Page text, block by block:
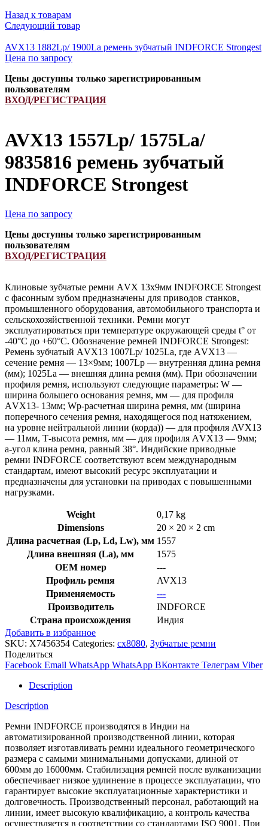
Назад к товарам
Следующий товар
AVX13 1882Lp/ 1900La ремень зубчатый INDFORCE Strongest
Цена по запросу
Цены доступны только зарегистрированным
пользователям
ВХОД/РЕГИСТРАЦИЯ
AVX13 1557Lp/ 1575La/
9835816 ремень зубчатый
INDFORCE Strongest
Цена по запросу
Цены доступны только зарегистрированным
пользователям
ВХОД/РЕГИСТРАЦИЯ
Клиновые зубчатые ремни АVX 13х9мм INDFORCE Strongest
с фасонным зубом предназначены для приводов станков,
промышленного оборудования, автомобильного транспорта и
сельскохозяйственной техники. Ремни могут
эксплуатироваться при температуре окружающей среды t° от
-40°С до +60°С. Обозначение ремней INDFORCE Strongest:
Ремень зубчатый АVX13 1007Lp/ 1025La, где АVX13 —
сечение ремня — 13×9мм; 1007Lp — внутренняя длина ремня
(мм); 1025La — внешняя длина ремня (мм). При обозначении
профиля ремня, используют следующие параметры: W —
ширина большего основания ремня, мм — для профиля
АVX13- 13мм; Wp-расчетная ширина ремня, мм (ширина
поперечного сечения ремня, находящегося под натяжением,
на уровне нейтральной линии (корда)) — для профиля AVX13
— 11мм, Т-высота ремня, мм — для профиля АVX13 — 9мм;
a-угол клина ремня, равный 38°. Индийские приводные
ремни INDFORCE соответствуют всем международным
стандартам, имеют высокий ресурс эксплуатации и
предназначены для установки на приводах с повышенными
нагрузками.
Weight
0,17 kg
Dimensions
20 × 20 × 2 cm
Длина расчетная (Lp, Ld, Lw), мм 1557
Длина внешняя (La), мм
1575
OEM номер
---
Профиль ремня
AVX13
Применяемость
---
Производитель
INDFORCE
Страна происхождения
Индия
Добавить в избранное
SKU: X7456354 Categories: cx8080, Зубчатые ремни
Поделиться
Facebook Email WhatsApp WhatsApp ВКонтакте Телеграм Viber
Description
Description
Ремни INDFORCE производятся в Индии на
автоматизированной производственной линии, которая
позволяет изготавливать ремни идеального геометрического
размера с самыми минимальными допусками, длиной от
600мм до 16000мм. Стабилизация ремней после вулканизации
обеспечивает низкое удлинение в процессе эксплуатации, что
гарантирует высокие эксплуатационные характеристики и
долговечность. Производственный персонал, работающий на
линии, имеет высокую квалификацию, а контроль качества
осуществляется в соответствии со стандартами ISO 9001. При